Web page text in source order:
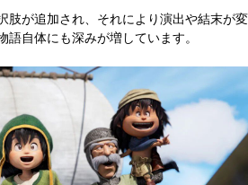
が追加され、それにより演出や結末が変
自体にも深みが増しています。